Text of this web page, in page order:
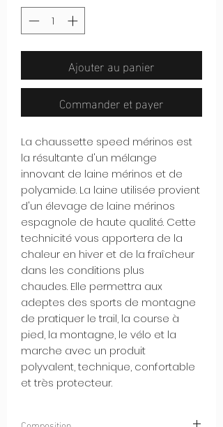
Ajouter au panier
Commander et payer
La chaussette speed mérinos est
la résultante d'un mélange
innovant de laine mérinos et de
polyamide. La laine utilisée provient
d'un élevage de laine mérinos
espagnole de haute qualité. Cette
technicité vous apportera de la
chaleur en hiver et de la fraîcheur
dans les conditions plus
chaudes. Elle permettra aux
adeptes des sports de montagne
de pratiquer le trail, la course à
pied, la montagne, le vélo et la
marche avec un produit
polyvalent, technique, confortable
et très protecteur.